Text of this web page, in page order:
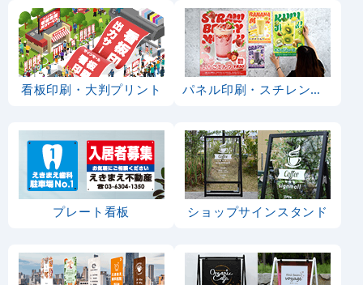
看板印刷・大判プリント パネル印刷・スチレンボード
プレート看板 ショップサインスタンド